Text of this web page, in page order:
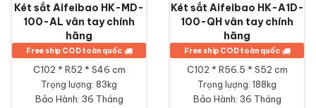
Két sắt Aifeibao HK-MD-
100-AL vân tay chính
hãng
Free ship COD toàn quốc
C102 * R52 * S46 cm
Trọng lượng: 83kg
Bảo Hành: 36 Tháng
Két sắt Aifeibao HK-A1D-
100-QH vân tay chính
hãng
Free ship COD toàn quốc
C102 * R56.5 * S52 cm
Trọng lượng: 188kg
Bảo Hành: 36 Tháng